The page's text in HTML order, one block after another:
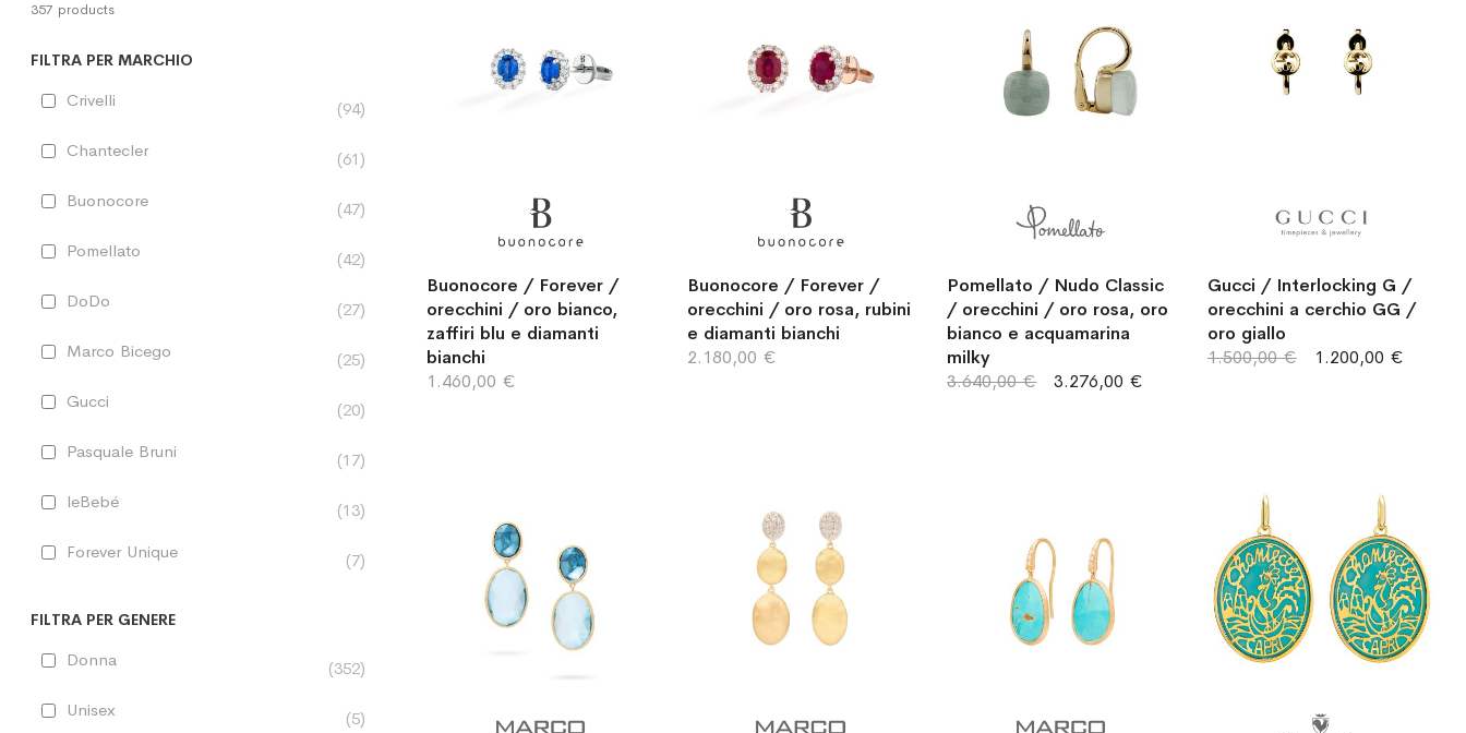
Buonocore / Forever /
orecchini / oro bianco,
zaffiri blu e diamanti
bianchi
1.460,00 €
Buonocore / Forever /
orecchini / oro rosa, rubini
e diamanti bianchi
2.180,00 €
Pomellato / Nudo Classic
/ orecchini / oro rosa, oro
bianco e acquamarina
milky
3.276,00 €
3.640,00 €
Gucci / Interlocking G /
orecchini a cerchio GG /
oro giallo
1.200,00 €
1.500,00 €
357 products
FILTRA PER MARCHIO
Crivelli 94
Chantecler 61
Buonocore 47
Pomellato 42
DoDo 27
Marco Bicego 25
Gucci 20
Pasquale Bruni 17
leBebé 13
Forever Unique 7
FILTRA PER GENERE
Donna 352
Unisex 5